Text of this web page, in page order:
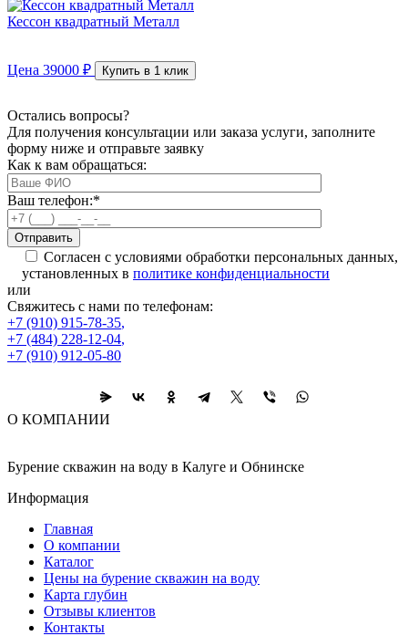
Кессон квадратный Металл
Цена 39000 ₽ Купить в 1 клик
Остались вопросы?
Для получения консультации или заказа услуги, заполните
форму ниже и отправьте заявку
Как к вам обращаться:
Ваш телефон:*
Согласен с условиями обработки персональных данных,
установленных в политике конфиденциальности
или
Свяжитесь с нами по телефонам:
+7 (910) 915-78-35,
+7 (484) 228-12-04,
+7 (910) 912-05-80
О КОМПАНИИ
Бурение скважин на воду в Калуге и Обнинске
Информация
Главная
О компании
Каталог
Цены на бурение скважин на воду
Карта глубин
Отзывы клиентов
Контакты